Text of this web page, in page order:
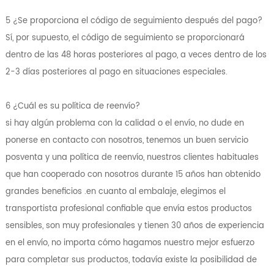
5 ¿Se proporciona el código de seguimiento después del pago?
Sí, por supuesto, el código de seguimiento se proporcionará
dentro de las 48 horas posteriores al pago, a veces dentro de los
2-3 días posteriores al pago en situaciones especiales.
6 ¿Cuál es su política de reenvío?
si hay algún problema con la calidad o el envío, no dude en
ponerse en contacto con nosotros, tenemos un buen servicio
posventa y una política de reenvío, nuestros clientes habituales
que han cooperado con nosotros durante 15 años han obtenido
grandes beneficios .en cuanto al embalaje, elegimos el
transportista profesional confiable que envía estos productos
sensibles, son muy profesionales y tienen 30 años de experiencia
en el envío, no importa cómo hagamos nuestro mejor esfuerzo
para completar sus productos, todavía existe la posibilidad de